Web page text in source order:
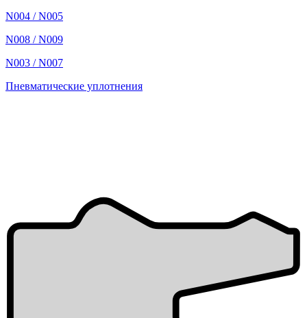
N004 / N005
N008 / N009
N003 / N007
Пневматические уплотнения